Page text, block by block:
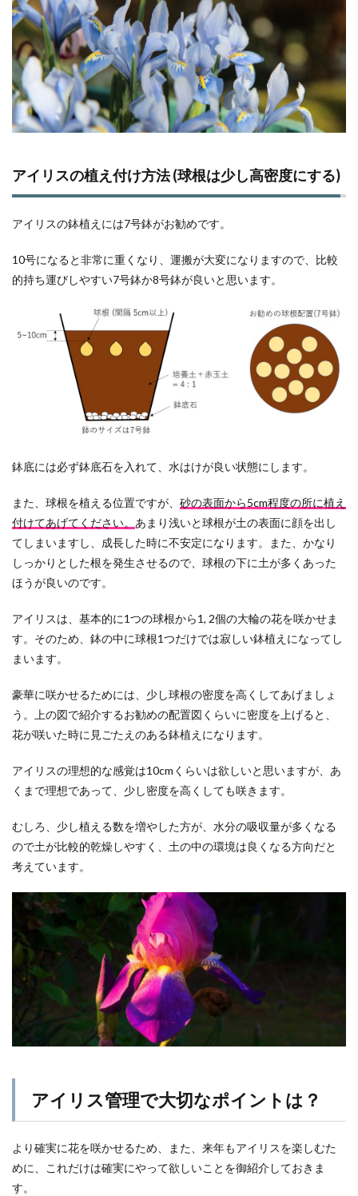
アイリスの植え付け方法 (球根は少し高密度にする)
アイリスの鉢植えには7号鉢がお勧めです。
10号になると非常に重くなり、運搬が大変になりますので、比較
的持ち運びしやすい7号鉢か8号鉢が良いと思います。
鉢底には必ず鉢底石を入れて、水はけが良い状態にします。
また、球根を植える位置ですが、 砂の表面から5cm程度の所に植え
付けてあげてください。 あまり浅いと球根が土の表面に顔を出し
てしまいますし、成長した時に不安定になります。また、かなり
しっかりとした根を発生させるので、球根の下に土が多くあった
ほうが良いのです。
アイリスは、基本的に1つの球根から1, 2個の大輪の花を咲かせま
す。そのため、鉢の中に球根1つだけでは寂しい鉢植えになってし
まいます。
豪華に咲かせるためには、少し球根の密度を高くしてあげましょ
う。上の図で紹介するお勧めの配置図くらいに密度を上げると、
花が咲いた時に見ごたえのある鉢植えになります。
アイリスの理想的な感覚は10cmくらいは欲しいと思いますが、あ
くまで理想であって、少し密度を高くしても咲きます。
むしろ、少し植える数を増やした方が、水分の吸収量が多くなる
ので土が比較的乾燥しやすく、土の中の環境は良くなる方向だと
考えています。
アイリス管理で大切なポイントは？
より確実に花を咲かせるため、また、来年もアイリスを楽しむた
めに、これだけは確実にやって欲しいことを御紹介しておきま
す。